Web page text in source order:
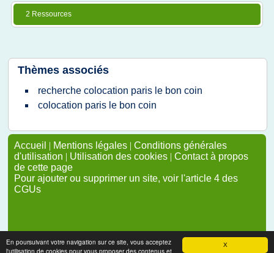
X
En poursuivant votre navigation sur ce site, vous acceptez
l'utilisation de cookies pour vous proposer des contenus et
2 Ressources
Thèmes associés
recherche colocation paris le bon coin
colocation paris le bon coin
Accueil | Mentions légales | Conditions générales
d'utilisation | Utilisation des cookies | Contact à propos
de cette page
Pour ajouter ou supprimer un site, voir l'article 4 des
CGUs